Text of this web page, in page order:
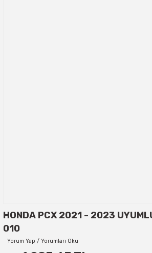
HONDA PCX 2021 - 2023
010
Yorum Yap / Yorumları Oku